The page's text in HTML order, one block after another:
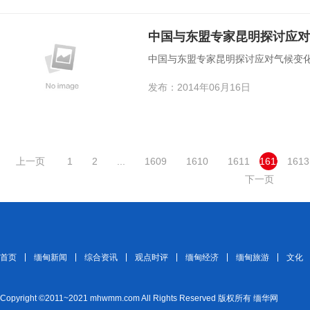
中国与东盟专家昆明探讨应
中国与东盟专家昆明探讨应对气候变
发布：2014年06月16日
上一页 1 2 1609 1610 1611 1612
1613
下一页
首页 缅甸新闻 综合资讯 观点时评 缅甸经济 缅甸旅游 文化
Copyright ©2011~2021 mhwmm.com All Rights Reserved 版权所有 缅华网